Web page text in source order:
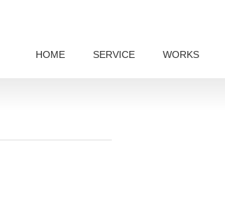
HOME SERVICE WORKS